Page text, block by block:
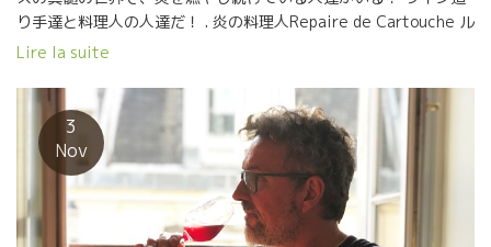
い事をやると、本当はどうなるのか？ 生活をかけて実験してくれ
ているようなものだ。 こんな貴重な人はいない。 フィリップのワ
インは特別だ！ 色んなものが詰まっている。 世界に唯一つのワイ
彼なりに深い洞察と研究を重ねてたどり着いた理論と信念でもあ
る。 フィリップは、元はミッシェラン三ツ星レストランのソムリ
エだったことを忘れてはならない。 ボルドー、ブルゴーニュのグ
ラン・ヴァンを体験した後に、この自然な世界にはいってきた人
であることを忘れてはならない。 深い洞察と研究と実行がフィリ
ップのワインには内蔵されている。 そんな生活を顧みない探究者
り手達と料理人の人達だ！ . 炎の料理人Repaire de Cartouche ル
ペール・ド・カルトゥッシュのシェフ・ロドルフがいる。 . そし
に、美味しいワインを届ける為に農作業に励んでいるフィリッ
プ・ジャンボンがいる。 . 私は、今日、また久々にパリオフィスに
出勤した。 . 勿論、昼食はロドルフの料理のテークアウト。今日の
メニューはParmentier 。 ロドルフは、従業員を全員休ませて、
自分独りで料理を創っている。 . カルトゥッシュが野菜屋さんに！
引き取りに店まで行くと、な・何と店の入り口にテーブルを並べ
て八百屋になっていた。 カルトゥッシュには美味しい野菜業者が
Lire la suite
3
Nov